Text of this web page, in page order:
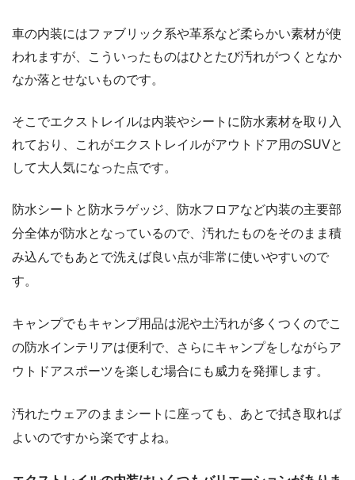
車の内装にはファブリック系や革系など柔らかい素材が使
われますが、こういったものはひとたび汚れがつくとなか
なか落とせないものです。
そこでエクストレイルは内装やシートに防水素材を取り入
れており、これがエクストレイルがアウトドア用のSUVと
して大人気になった点です。
防水シートと防水ラゲッジ、防水フロアなど内装の主要部
分全体が防水となっているので、汚れたものをそのまま積
み込んでもあとで洗えば良い点が非常に使いやすいので
す。
キャンプでもキャンプ用品は泥や土汚れが多くつくのでこ
の防水インテリアは便利で、さらにキャンプをしながらア
ウトドアスポーツを楽しむ場合にも威力を発揮します。
汚れたウェアのままシートに座っても、あとで拭き取れば
よいのですから楽ですよね。